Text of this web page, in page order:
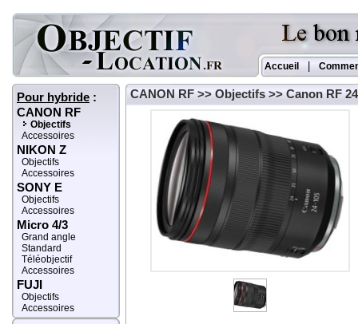
Accueil
Pour hybride :
CANON RF
Objectifs
Accessoires
NIKON Z
Objectifs
Accessoires
SONY E
Objectifs
Accessoires
Micro 4/3
Grand angle
Standard
Téléobjectif
Accessoires
FUJI
Objectifs
Accessoires
CANON RF >> Objectifs >> Canon RF